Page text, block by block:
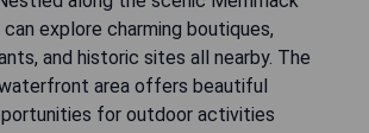
can explore charming boutiques,
and historic sites all nearby. The
area offers beautiful
for outdoor activities